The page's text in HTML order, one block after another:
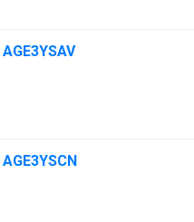
AGE3YSAV
AGE3YSCN